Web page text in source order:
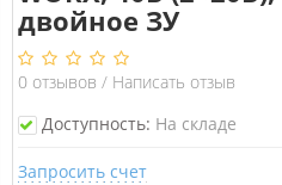
двойное ЗУ
0 отзывов / Написать отзыв
Доступность: На складе
Запросить счет